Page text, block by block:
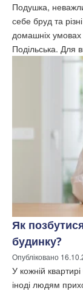
Подушка,
себе бруд та
домашніх
Подільська.
Як
будинку?
Опубліковано
У кожній
іноді людям